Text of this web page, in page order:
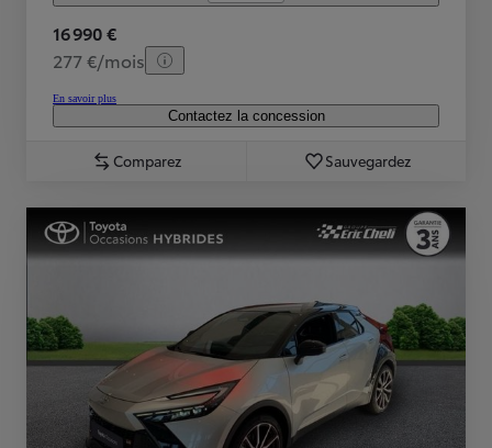
16 990 €
277 €/mois
En savoir plus
Contactez la concession
Comparez Sauvegardez